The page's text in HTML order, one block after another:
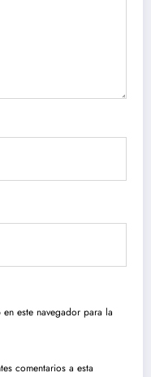
este navegador para la
comentarios a esta